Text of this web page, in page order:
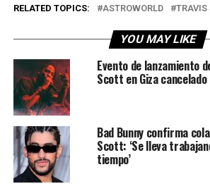
RELATED TOPICS: ASTROWORLD TRAVIS
YOU MAY LIKE
Evento de lanzamiento
Scott en Giza
Bad Bunny confirma
Scott: ‘Se lleva
tiempo’